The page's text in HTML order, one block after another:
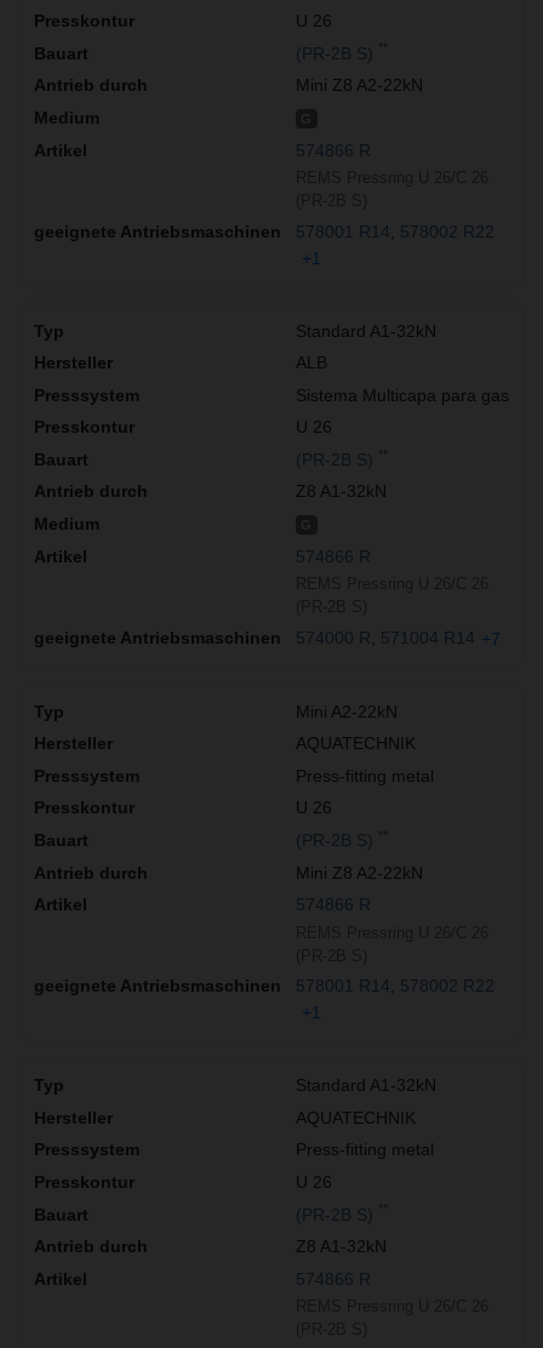
U 26
(PR-2B S)
Mini Z8 A2-22kN
574866 R
578001 R14
578002 R22
+1
Standard A1-32kN
ALB
Sistema Multicapa para gas
U 26
(PR-2B S)
Z8 A1-32kN
574866 R
574000 R 571004 R14 +7
Mini A2-22kN
AQUATECHNIK
Press-fitting metal
U 26
(PR-2B S)
Mini Z8 A2-22kN
574866 R
578001 R14
578002 R22
+1
Standard A1-32kN
AQUATECHNIK
Press-fitting metal
U 26
(PR-2B S)
Z8 A1-32kN
574866 R